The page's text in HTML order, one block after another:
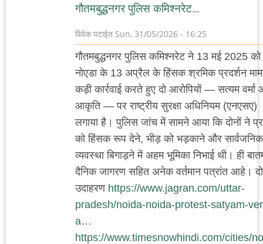
गौतमबुद्धनगर पुलिस कमिश्नरेट…
विवेक पटाईत Sun, 31/05/2026 - 16:25
गौतमबुद्धनगर पुलिस कमिश्नरेट ने 13 मई 2025 को
नोएडा के 13 अप्रैल के हिंसक श्रमिक प्रदर्शन
कड़ी कार्रवाई करते हुए दो आरोपियों — सत्यम वर्मा
आकृति — पर राष्ट्रीय सुरक्षा अधिनियम (एनएसए)
लगाया है। पुलिस जांच में सामने आया कि दोनों ने
को हिंसक रूप देने, भीड़ को भड़काने और सार्वजनिक
व्यवस्था बिगाड़ने में अहम भूमिका निभाई थी। ही
दैनिक जागरण सहित अनेक वर्तमान पत्रांत आहे।
उदाहरण https://www.jagran.com/uttar-
pradesh/noida-noida-protest-satyam-
a…
https://www.timesnowhindi.com/cities/